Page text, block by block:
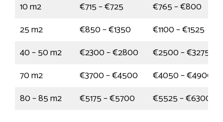
10 m2
€715 – €725
€765 – €800
25 m2
€850 – €1350
€1100 – €1525
40 – 50 m2
€2300 – €2800
€2500 – €3275
70 m2
€3700 – €4500
€4050 – €4900
80 – 85 m2
€5175 – €5700 €5525 – €6300